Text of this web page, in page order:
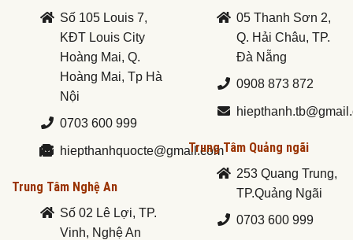
Số 105 Louis 7,
KĐT Louis City
Hoàng Mai, Q.
Hoàng Mai, Tp Hà
Nội
0703 600 999
hiepthanhquocte@gmail.com
Trung Tâm Nghệ An
Số 02 Lê Lợi, TP.
Vinh, Nghệ An
05 Thanh Sơn 2,
Q. Hải Châu, TP.
Đà Nẵng
0908 873 872
Trung Tâm Quảng ngãi
253 Quang Trung,
TP.Quảng Ngãi
0703 600 999